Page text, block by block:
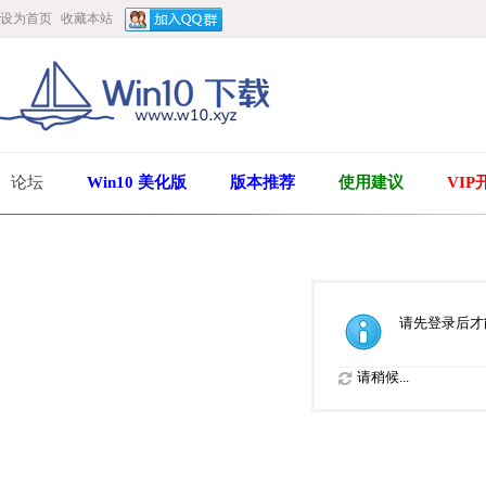
设为首页 收藏本站
论坛 Win10 美化版 版本推荐 使用建议 VIP
请先登录后
请稍候...